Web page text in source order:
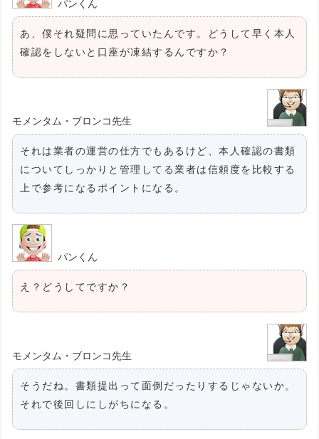
パンくん
あ、僕それ疑問に思っていたんです。どうして早く本人
確認をしないと口座が凍結するんですか？
モメンタム・ブロンコ先生
それは業者の運営の仕方でもあるけど、本人確認の書類
についてしっかりと管理してる業者は信頼度を比較する
上で参考になるポイントになる。
パンくん
え？どうしてですか？
モメンタム・ブロンコ先生
そうだね。書類提出って面倒だったりするじゃないか。
それで後回しにしがちになる。